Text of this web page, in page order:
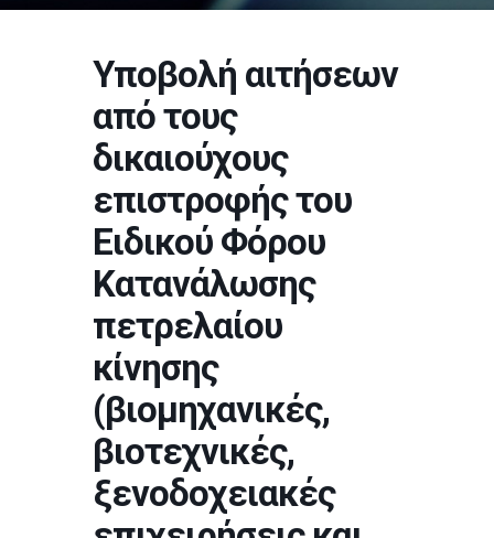
Υποβολή αιτήσεων
από τους
δικαιούχους
επιστροφής του
Ειδικού Φόρου
Κατανάλωσης
πετρελαίου
κίνησης
(βιομηχανικές,
βιοτεχνικές,
ξενοδοχειακές